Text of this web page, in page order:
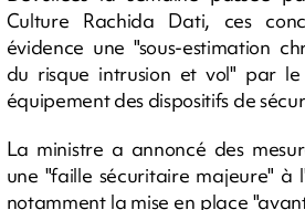
Culture Rachida Dati, ces
évidence une "sous-estimation
du risque intrusion et vol" par
équipement des dispositifs de
La ministre a annoncé des
une "faille sécuritaire majeure" à
notamment la mise en place